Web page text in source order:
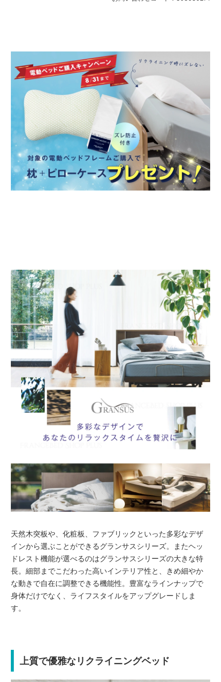
天然木突板や、化粧板、ファブリックといった多彩なデザ
インから選ぶことができるグランサスシリーズ。またヘッ
ドレスト機能が選べるのはグランサスシリーズの大きな特
長。細部までこだわった高いインテリア性と、きめ細やか
な動きで自在に調整できる機能性。豊富なラインナップで
身体だけでなく、ライフスタイルをアップグレードしま
す。
上質で優雅なリクライニングベッド